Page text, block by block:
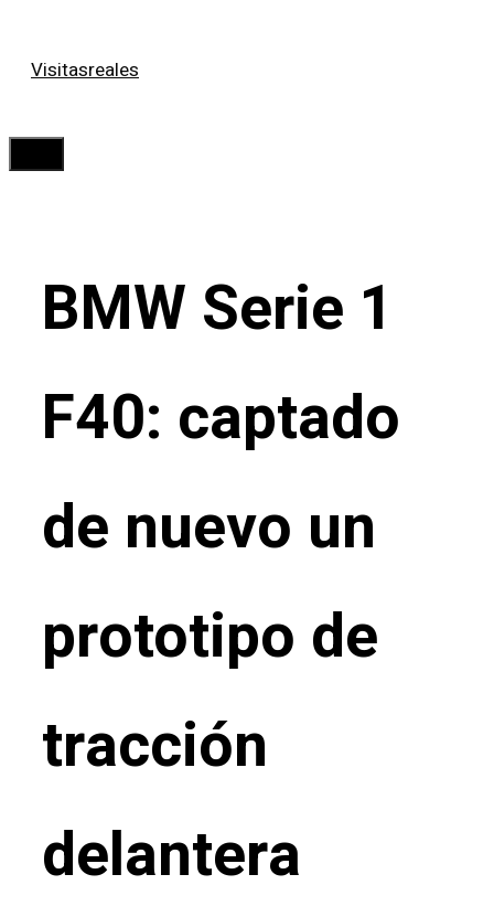
Visitasreales
BMW Serie 1
F40: captado
de nuevo un
prototipo de
tracción
delantera